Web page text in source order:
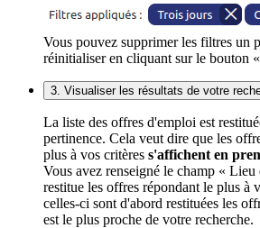
Vous pouvez supprimer les filtres un
réinitialiser en cliquant sur le bouton
3. Visualiser les résultats de votre
La liste des offres d'emploi est
pertinence. Cela veut dire que les
plus à vos critères s'affichent en
Vous avez renseigné le champ «
restitue les offres répondant le plus à
celles-ci sont d'abord restituées les
est le plus proche de votre recherche.